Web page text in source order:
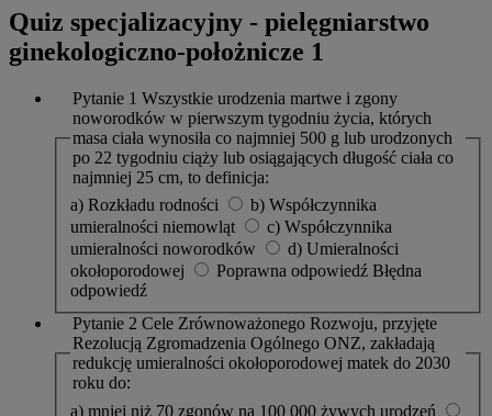
Quiz specjalizacyjny - pielęgniarstwo
ginekologiczno-położnicze 1
Pytanie 1 Wszystkie urodzenia martwe i zgony
noworodków w pierwszym tygodniu życia, których
masa ciała wynosiła co najmniej 500 g lub urodzonych
po 22 tygodniu ciąży lub osiągających długość ciała co
najmniej 25 cm, to definicja:
a) Rozkładu rodności
b) Współczynnika
umieralności niemowląt
c) Współczynnika
umieralności noworodków
d) Umieralności
okołoporodowej
Poprawna odpowiedź Błędna
odpowiedź
Pytanie 2 Cele Zrównoważonego Rozwoju, przyjęte
Rezolucją Zgromadzenia Ogólnego ONZ, zakładają
redukcję umieralności okołoporodowej matek do 2030
roku do:
a) mniej niż 70 zgonów na 100 000 żywych urodzeń